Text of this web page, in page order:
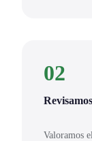
02
Valoramos